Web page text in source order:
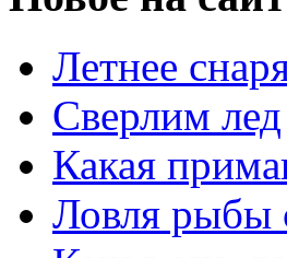
Летнее
Сверлим лед
Какая
Ловля рыбы